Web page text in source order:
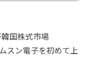
国株式市場
スン電子を初めて上